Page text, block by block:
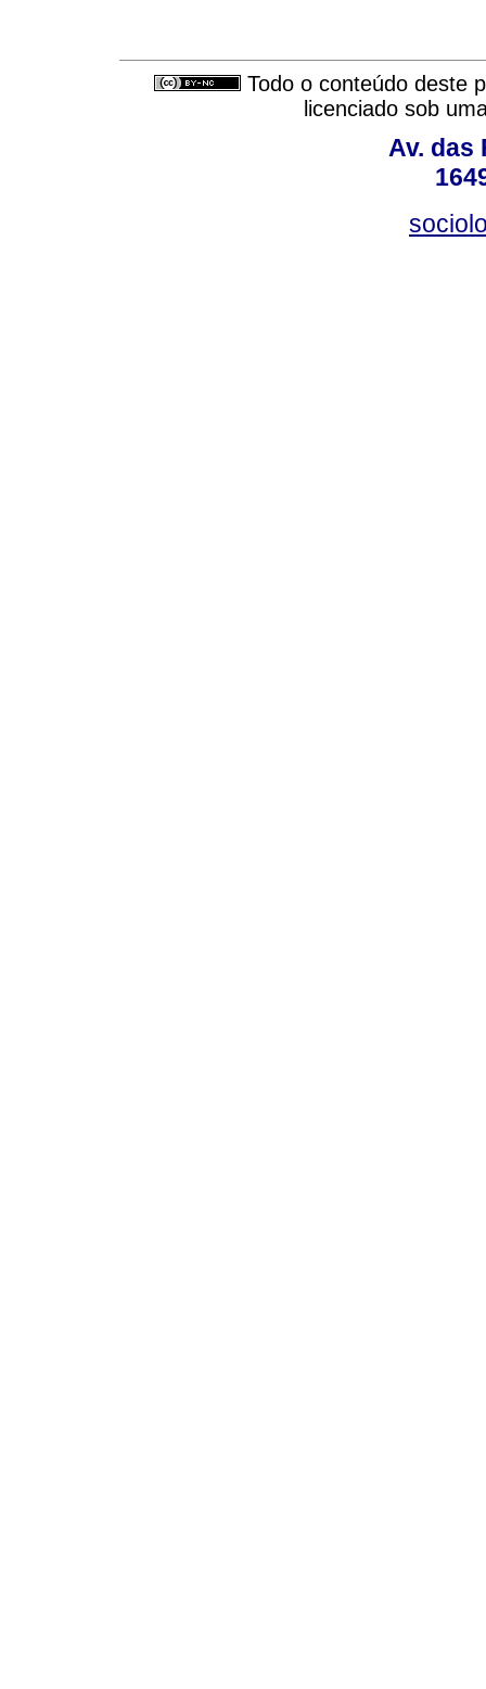
Todo o conteúdo deste
licenciado sob
Av. das